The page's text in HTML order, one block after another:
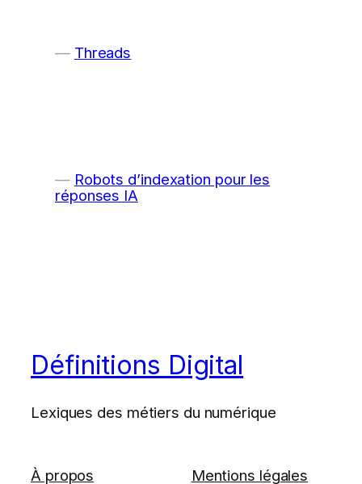
Threads
Robots d’indexation pour les
réponses IA
Définitions Digital
Lexiques des métiers du numérique
À propos Mentions légales